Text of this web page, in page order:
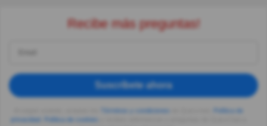
Recibe más preguntas!
Suscríbete ahora
privacidad